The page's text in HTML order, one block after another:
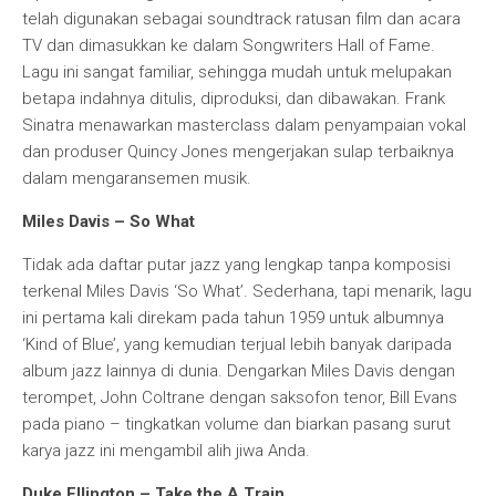
telah digunakan sebagai soundtrack ratusan film dan acara
TV dan dimasukkan ke dalam Songwriters Hall of Fame.
Lagu ini sangat familiar, sehingga mudah untuk melupakan
betapa indahnya ditulis, diproduksi, dan dibawakan. Frank
Sinatra menawarkan masterclass dalam penyampaian vokal
dan produser Quincy Jones mengerjakan sulap terbaiknya
dalam mengaransemen musik.
Miles Davis – So What
Tidak ada daftar putar jazz yang lengkap tanpa komposisi
terkenal Miles Davis ‘So What’. Sederhana, tapi menarik, lagu
ini pertama kali direkam pada tahun 1959 untuk albumnya
‘Kind of Blue’, yang kemudian terjual lebih banyak daripada
album jazz lainnya di dunia. Dengarkan Miles Davis dengan
terompet, John Coltrane dengan saksofon tenor, Bill Evans
pada piano – tingkatkan volume dan biarkan pasang surut
karya jazz ini mengambil alih jiwa Anda.